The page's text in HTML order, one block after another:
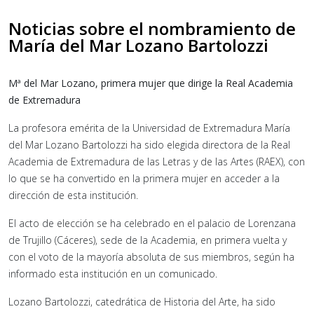
Noticias sobre el nombramiento de
María del Mar Lozano Bartolozzi
Mª del Mar Lozano, primera mujer que dirige la Real Academia
de Extremadura
La profesora emérita de la Universidad de Extremadura María
del Mar Lozano Bartolozzi ha sido elegida directora de la Real
Academia de Extremadura de las Letras y de las Artes (RAEX), con
lo que se ha convertido en la primera mujer en acceder a la
dirección de esta institución.
El acto de elección se ha celebrado en el palacio de Lorenzana
de Trujillo (Cáceres), sede de la Academia, en primera vuelta y
con el voto de la mayoría absoluta de sus miembros, según ha
informado esta institución en un comunicado.
Lozano Bartolozzi, catedrática de Historia del Arte, ha sido